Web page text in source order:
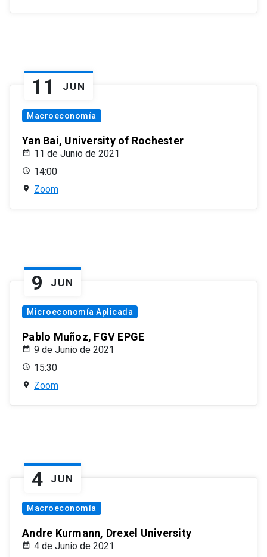
11 JUN
Macroeconomía
Yan Bai, University of Rochester
11 de Junio de 2021
14:00
Zoom
9 JUN
Microeconomía Aplicada
Pablo Muñoz, FGV EPGE
9 de Junio de 2021
15:30
Zoom
4 JUN
Macroeconomía
Andre Kurmann, Drexel University
4 de Junio de 2021